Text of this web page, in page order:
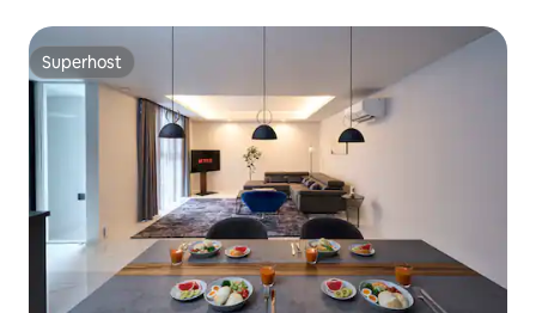
Superhost
Superhost